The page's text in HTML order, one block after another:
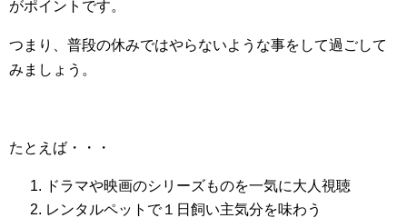
がポイントです。
つまり、普段の休みではやらないような事をして過ごして
みましょう。
たとえば・・・
ドラマや映画のシリーズものを一気に大人視聴
レンタルペットで１日飼い主気分を味わう